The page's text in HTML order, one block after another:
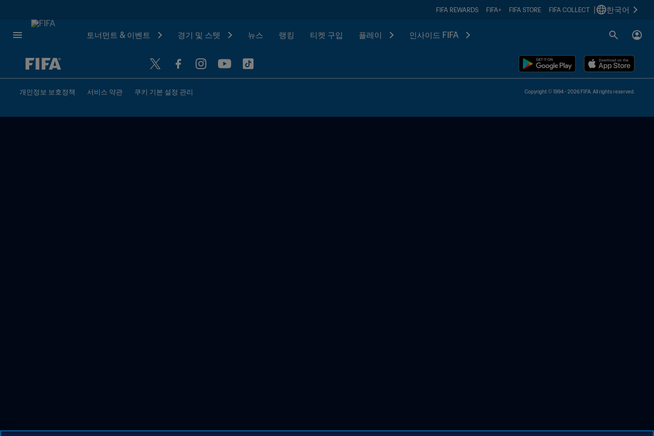
FIFA REWARDS FIFA+ FIFA STORE FIFA COLLECT 한국어
토너먼트 & 이벤트 경기 및 스텟 뉴스 랭킹 티켓 구입 플레이 인사이드 FIFA
추후 결정 vs. 추후 결정
개인정보 보호정책 서비스 약관 쿠키 기본 설정 관리 Copyright © 1994 - 2026 FIFA. All rights reserved.